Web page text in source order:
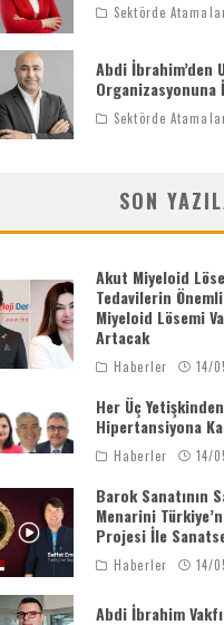
Sektörde
Abdi İbrahim’den
Organizasyonuna
Sektörde
SON
Akut Miyeloid
Tedavilerin
Miyeloid Lösemi
Artacak
Haberler 14/
Her Üç
Hipertansiyona
Haberler 14/
Barok Sanatının
Menarini
Projesi İle
Haberler 14/
Abdi İbrahim